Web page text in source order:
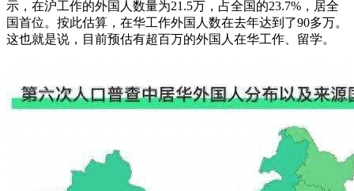
示，在沪工作的外国人数量为21.5万，占全国的23.7%，居全
国首位。按此估算，在华工作外国人数在去年达到了90多万。
这也就是说，目前预估有超百万的外国人在华工作、留学。